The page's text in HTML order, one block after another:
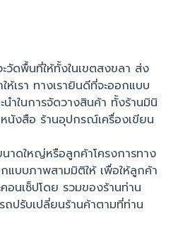
วัดพื้นที่ให้ทั้งในเขตสงขลา ส่ง
ห้เรา ทางเรายินดีที่จะออกแบบ
นำในการจัดวางสินค้า ทั้งร้านมินิ
นังสือ ร้านอุปกรณ์เครื่องเขียน
นาดใหญ่หรือลูกค้าโครงการทาง
แบบภาพสามมิติให้ เพื่อให้ลูกค้า
อนเซ็ปโดย รวมของร้านท่าน
ถปรับเปลี่ยนร้านค้าตามที่ท่าน